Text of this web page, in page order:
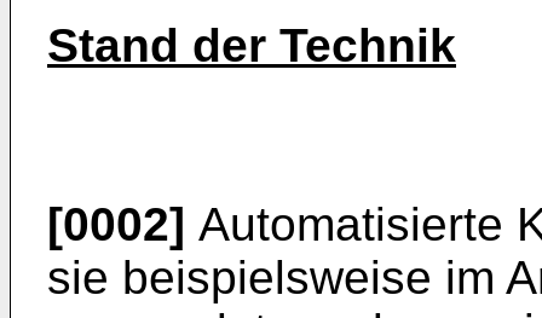
Stand der Technik
[0002] Automatisierte
sie beispielsweise im